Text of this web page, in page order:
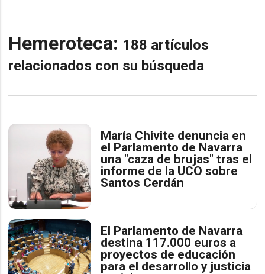
Hemeroteca: 188 artículos
relacionados con su búsqueda
María Chivite denuncia en
el Parlamento de Navarra
una "caza de brujas" tras el
informe de la UCO sobre
Santos Cerdán
El Parlamento de Navarra
destina 117.000 euros a
proyectos de educación
para el desarrollo y justicia